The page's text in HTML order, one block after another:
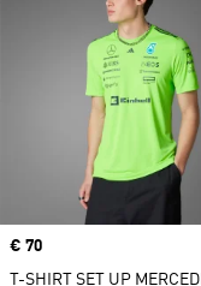
Prix
€ 70
T-SHIRT SET UP